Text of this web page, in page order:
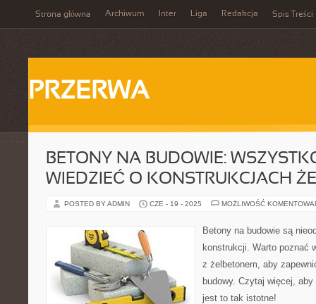
Strona główna Archiwum Inter Liga Redakcja Spis Treści
PRZERWA
BETONY NA BUDOWIE:
WIEDZIEĆ O KONSTRUKCJACH
POSTED BY ADMIN CZE - 19 - 2025 MOŻLIWOŚĆ
Betony na budowie są
konstrukcji. Warto poznać
z żelbetonem, aby
budowy. Czytaj więcej,
jest to tak istotne!